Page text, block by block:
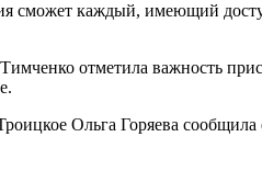
сможет каждый, имеющий
отметила важность
Ольга Горяева